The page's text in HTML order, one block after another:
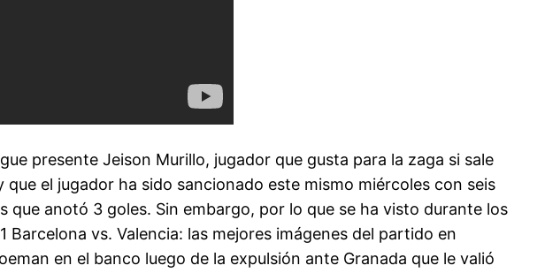
presente Jeison Murillo, jugador que gusta para la zaga si sale
el jugador ha sido sancionado este mismo miércoles con seis
anotó 3 goles. Sin embargo, por lo que se ha visto durante los
vs. Valencia: las mejores imágenes del partido en
en el banco luego de la expulsión ante Granada que le valió